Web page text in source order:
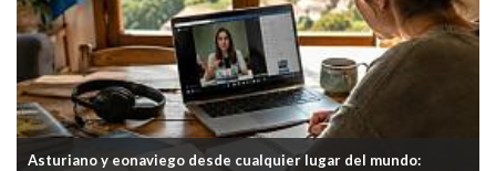
Asturiano y eonaviego desde cualquier lugar del mundo: